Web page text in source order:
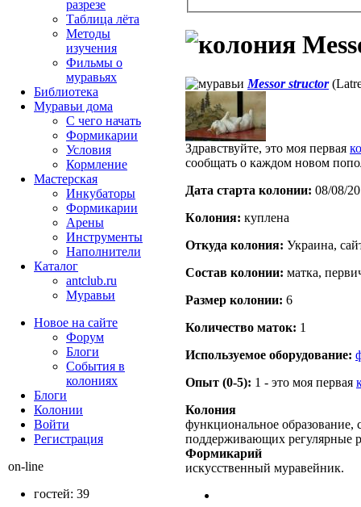
Messor structor
Здравствуйте, это моя первая
сообщать о каждом новом
Дата старта кoлонии: 08/08/
Кoлония: куплена
Откуда кoлония: Украина,
Состав кoлонии: матка,
Размер кoлонии: 6
Количество маток: 1
Используемое оборудование:
Опыт (0-5): 1 - это моя первая
Колония
функциональное образование,
поддерживающих регулярные
Формикарий
искусственный муравейник.
разрезе
Таблица лёта
Методы
изучения
Фильмы о
муравьях
Библиотека
Муравьи дома
С чего начать
Формикарии
Условия
Кормление
Мастерская
Инкубаторы
Формикарии
Арены
Инструменты
Наполнители
Каталог
antclub.ru
Муравьи
Новое на сайте
Форум
Блоги
События в
колониях
Блоги
Колонии
Войти
Peгиcтpaция
on-line
гостей: 39